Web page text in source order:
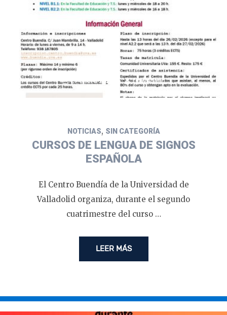
27 enero 2026 fyluvadmin
NOTICIAS, SIN CATEGORÍA
CURSOS DE LENGUA DE SIGNOS
ESPAÑOLA
El Centro Buendía de la Universidad de
Valladolid organiza, durante el segundo
cuatrimestre del curso …
LEER MÁS